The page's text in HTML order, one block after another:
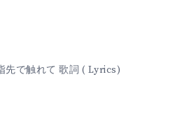
先で触れて 歌詞 ( Lyrics)